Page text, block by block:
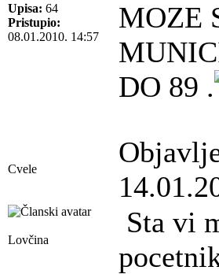
Upisa: 64
Pristupio:
08.01.2010. 14:57
MOZE
DO 89 .
Cvele
Lovčina
Sta vi